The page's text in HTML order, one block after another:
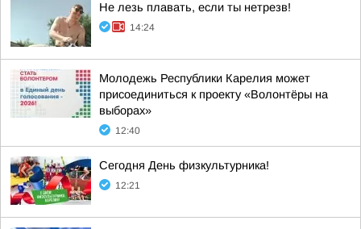
Не лезь плавать, если ты нетрезв!
14:24
Молодежь Республики Карелия может
присоединиться к проекту «Волонтёры на
выборах»
12:40
Сегодня День физкультурника!
12:21